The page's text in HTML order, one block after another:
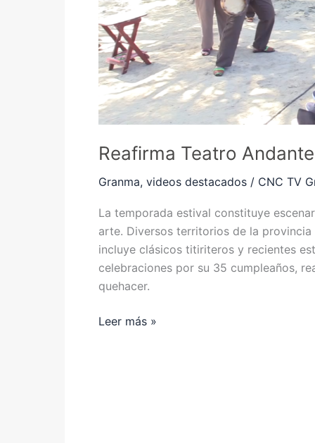
Reafirma Teatro
Granma, videos destacados / CNC TV
La temporada estival constituye
arte. Diversos territorios de la
incluye clásicos titiriteros y recientes
celebraciones por su 35 cumpleaños,
quehacer.
Leer más »